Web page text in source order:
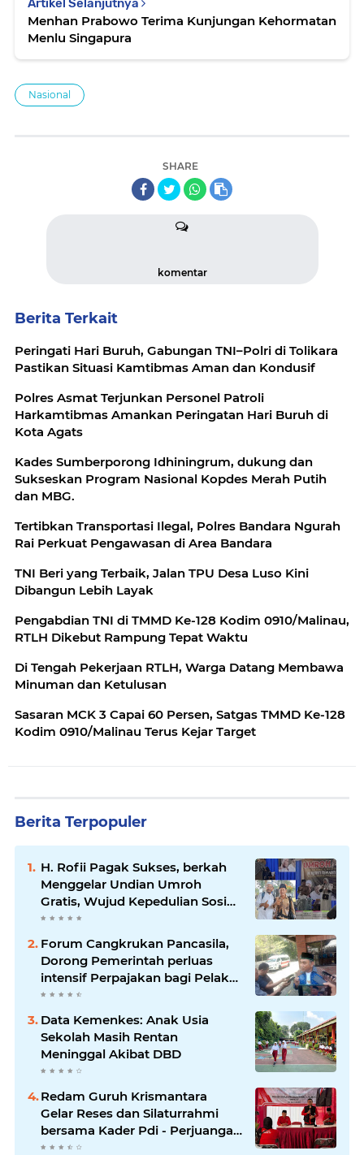
Artikel Selanjutnya
Menhan Prabowo Terima Kunjungan Kehormatan
Menlu Singapura
Nasional
SHARE
komentar
Berita Terkait
Peringati Hari Buruh, Gabungan TNI–Polri di Tolikara
Pastikan Situasi Kamtibmas Aman dan Kondusif
Polres Asmat Terjunkan Personel Patroli
Harkamtibmas Amankan Peringatan Hari Buruh di
Kota Agats
Kades Sumberporong Idhiningrum, dukung dan
Sukseskan Program Nasional Kopdes Merah Putih
dan MBG.
Tertibkan Transportasi Ilegal, Polres Bandara Ngurah
Rai Perkuat Pengawasan di Area Bandara
TNI Beri yang Terbaik, Jalan TPU Desa Luso Kini
Dibangun Lebih Layak
Pengabdian TNI di TMMD Ke-128 Kodim 0910/Malinau,
RTLH Dikebut Rampung Tepat Waktu
Di Tengah Pekerjaan RTLH, Warga Datang Membawa
Minuman dan Ketulusan
Sasaran MCK 3 Capai 60 Persen, Satgas TMMD Ke-128
Kodim 0910/Malinau Terus Kejar Target
Berita Terpopuler
H. Rofii Pagak Sukses, berkah
Menggelar Undian Umroh
Gratis, Wujud Kepedulian Sosial
berbagi.
Forum Cangkrukan Pancasila,
Dorong Pemerintah perluas
intensif Perpajakan bagi Pelaku
Usaha UMKM.
Data Kemenkes: Anak Usia
Sekolah Masih Rentan
Meninggal Akibat DBD
Redam Guruh Krismantara
Gelar Reses dan Silaturrahmi
bersama Kader Pdi - Perjuangan
Se -Kecamatan Lawang.